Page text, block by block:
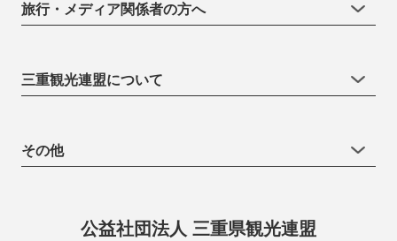
旅行・メディア関係者の方へ
三重観光連盟について
その他
公益社団法人 三重県観光連盟